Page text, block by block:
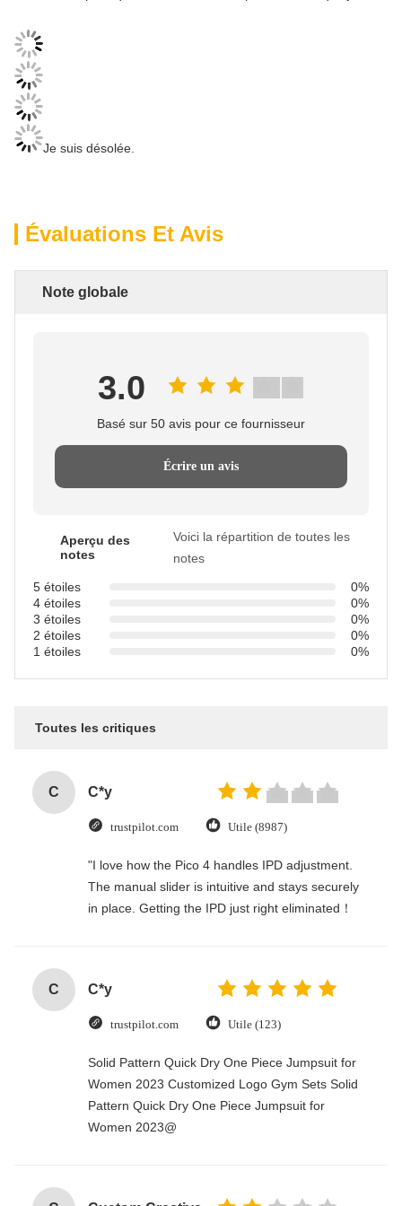
Je suis désolée.
Évaluations Et Avis
Note globale
3.0
Basé sur 50 avis pour ce fournisseur
Écrire un avis
Aperçu des
notes
Voici la répartition de toutes les
notes
5 étoiles
0%
4 étoiles
0%
3 étoiles
0%
2 étoiles
0%
1 étoiles
0%
Toutes les critiques
C C*y
trustpilot.com Utile (8987)
"I love how the Pico 4 handles IPD adjustment.
The manual slider is intuitive and stays securely
in place. Getting the IPD just right eliminated！
C C*y
trustpilot.com Utile (123)
Solid Pattern Quick Dry One Piece Jumpsuit for
Women 2023 Customized Logo Gym Sets Solid
Pattern Quick Dry One Piece Jumpsuit for
Women 2023@